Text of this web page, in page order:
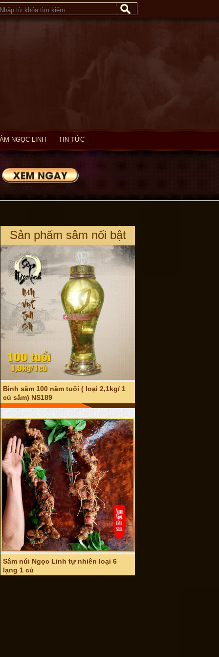
NGỌC LINH TIN TỨC
Sản phẩm sâm nổi bật
Bình sâm 100 năm tuổi ( loại 2,1kg/ 1
củ sâm) NS189
Sâm núi Ngọc Linh tự nhiên loại 6
lạng 1 củ
Sâm ngọc linh tự nhiên loại 5 củ 1 kg